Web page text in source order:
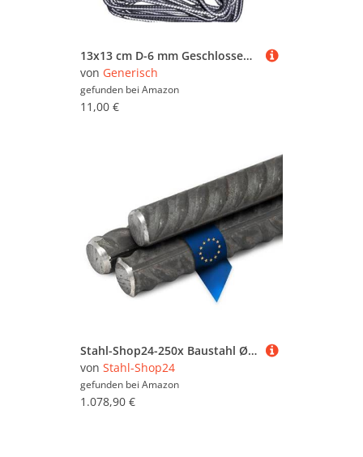
13x13 cm D-6 mm Geschlossener Bügel 10er Pack Bewehrungsstahl Mehrwinkelbügel Baustahl Ø6 mm Betonstahl
von Generisch
gefunden bei Amazon
11,00 €
Stahl-Shop24-250x Baustahl Ø 12 mm 2000 mm - Armierungseisen für Bewehrung & Fundament - Betonstahl für Hausbau & Estrich - Gerippter Baustahl nach DIN 488 - Verzinkbar & hochfest
von Stahl-Shop24
gefunden bei Amazon
1.078,90 €